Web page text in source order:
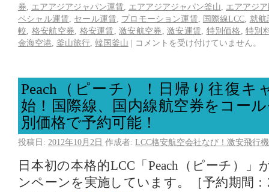
券
エアアジアジャパン運賃 エアアジアジャパン釜山
エアアジ
ペシャル運賃
セール運賃 プロモーション運賃 国際線LCC
就航
較
格安航空券 格安運賃 ,激安航空券 激安運賃 特別価格 ,特別
金海空港 釜山旅行 韓国釜山 | コメントを受け付けていません。
Peach（ピーチ）！日帰り往復キ
始！国際線、国内線航空券をコー
別価格で予約可能！
投稿日: 2012年10月2日 作成者: LCC格安航空会社なび！激安飛行
日本初の本格的LCC「Peach（ピーチ）」
ンペーンを実施しています。［予約期間：